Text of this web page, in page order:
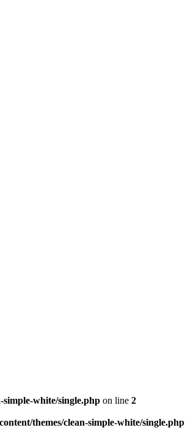
simple-white/single.php on line 2
themes/clean-simple-white/single.php